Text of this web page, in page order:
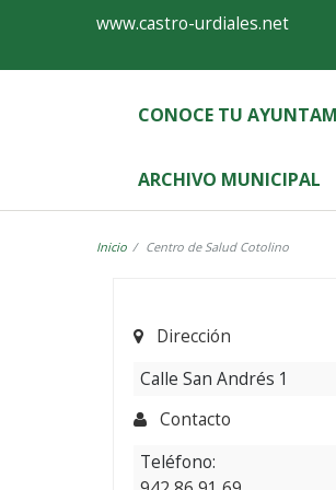
Formulario
de
Castro-
Urdiales
www.castro-urdiales.net
CONOCE TU
ARCHIVO MUNICIPAL
Inicio Centro de Salud Cotolino
Dirección
Calle San Andrés 1
Contacto
Teléfono: